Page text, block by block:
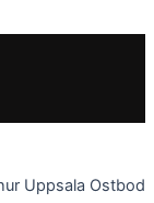
Uppsala Ostbod